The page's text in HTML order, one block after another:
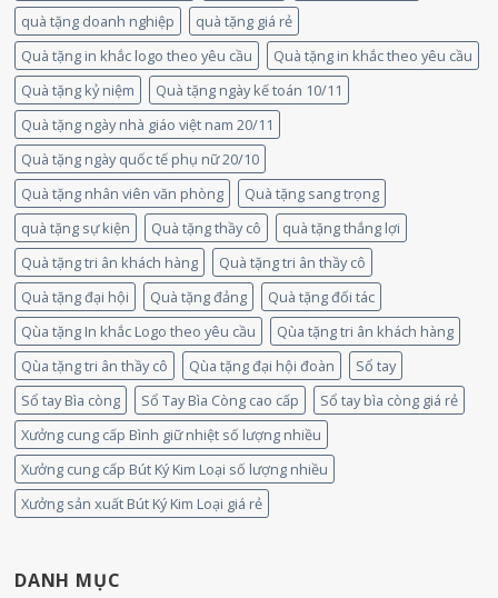
quà tặng doanh nghiệp
quà tặng giá rẻ
Quà tặng in khắc logo theo yêu cầu
Quà tặng in khắc theo yêu cầu
Quà tặng kỷ niệm
Quà tặng ngày kế toán 10/11
Quà tặng ngày nhà giáo việt nam 20/11
Quà tặng ngày quốc tế phụ nữ 20/10
Quà tặng nhân viên văn phòng
Quà tặng sang trọng
quà tặng sự kiện
Quà tặng thầy cô
quà tặng thắng lợi
Quà tặng tri ân khách hàng
Quà tặng tri ân thầy cô
Quà tặng đại hội
Quà tặng đảng
Quà tặng đối tác
Qùa tặng In khắc Logo theo yêu cầu
Qùa tặng tri ân khách hàng
Qùa tặng tri ân thầy cô
Qùa tặng đại hội đoàn
Sổ tay
Sổ tay Bìa còng
Sổ Tay Bìa Còng cao cấp
Sổ tay bìa còng giá rẻ
Xưởng cung cấp Bình giữ nhiệt số lượng nhiều
Xưởng cung cấp Bút Ký Kim Loại số lượng nhiều
Xưởng sản xuất Bút Ký Kim Loại giá rẻ
DANH MỤC